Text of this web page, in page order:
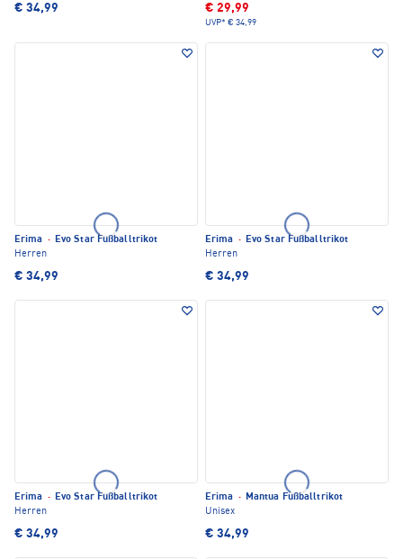
€ 34,99 € 29,99
UVP* € 34,99
Erima · Evo Star Fußballtrikot
Herren
€ 34,99
Erima · Evo Star Fußballtrikot
Herren
€ 34,99
Erima · Evo Star Fußballtrikot
Herren
€ 34,99
Erima · Mantua Fußballtrikot
Unisex
€ 34,99